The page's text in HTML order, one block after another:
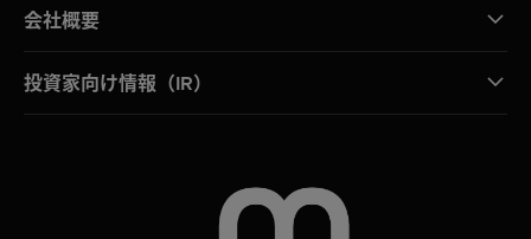
会社概要
投資家向け情報（IR）